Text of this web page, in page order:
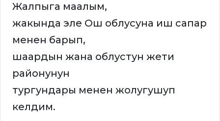
Жалпыга маалым,
жакында эле Ош облусуна иш сапар
менен барып,
шаардын жана облустун жети
районунун
тургундары менен жолугушуп
келдим.